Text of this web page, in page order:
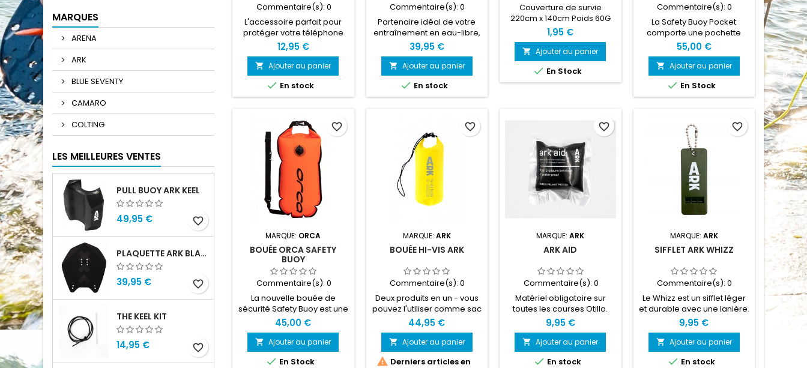
MARQUES
ARENA
ARK
BLUE SEVENTY
CAMARO
COLTING
LES MEILLEURES VENTES
PULL BUOY ARK KEEL
49,95 € favorite_border
PLAQUETTE ARK BLADE
39,95 € favorite_border
THE KEEL KIT
14,95 € favorite_border
Commentaire(s): 0
L'accessoire parfait pour
protéger votre téléphone
lors de vos aventures en
eau libre. Notre pochette
étanche pour téléphone
vous offre une couche de
protection supplémentaire
pour votre téléphone.
avec la tranquillité d'esprit
que vos objets de valeur
sont conservés en sécurité
et au sec. Simple à utiliser,
la pochette est idéale...
12,95 €
 Ajouter au panier
 En stock
Commentaire(s):0
Partenaire idéal de votre
entraînement en eau-libre,
notre bouée safety buoy
permet d'emporter vos
affaires personnelles dans
le compartiment étanche
prévu à cet effet. Clés de
voiture, téléphone et
couleur vive orange assure
une visibilité optimale et son
système d'attache avec
ceinture réglable et lien...
39,95 €
 Ajouter au panier
 En stock
Couverture de survie
220cm x 140cm Poids 60G
Format plié 8cm x 12cm
1,95 €
 Ajouter au panier
 En Stock
Commentaire(s):0
La Safety Buoy Pocket
comporte une pochette
facilement accessible pour
les accessoires que vous
souhaitez garder à portée
de main lorsque vous
nagez et profitez de l'eau
libre. Elle intègre également
le reste de vos affaires tout
en vous assurant qu’elles
restent au sec.
55,00 €
 Ajouter au panier
 En Stock
MARQUE: ORCA
BOUÉE ORCA SAFETY
BUOY
Commentaire(s): 0
La nouvelle bouée de
sécurité Safety Buoy est une
version réduite dérivée des
modèles Orca précédents.
Avec un volume de 9 litres,
elle vous aidera à rester
visible en nageant, en plus
45,00 €
 Ajouter au panier
 En Stock
favorite_border
MARQUE: ARK
BOUÉE HI-VIS ARK
Commentaire(s):0
Deux produits en un - vous
pouvez l'utiliser comme sac
étanche ou bouée de
sécurité haute visibilité. ARK
a réduit l'essence de ce
dont nous avons besoin
dans une bouée de
44,95 €
 Ajouter au panier
 Derniers articles en
favorite_border
MARQUE:ARK
ARK AID
Commentaire(s): 0
Matériel obligatoire sur
toutes les courses Otillo.
Bandage compressif
minimaliste pour tenir dans
votre poche.
9,95 €
 Ajouter au panier
 En stock
favorite_border
MARQUE: ARK
SIFFLET ARK WHIZZ
Commentaire(s):0
Le Whizz est un sifflet léger
et durable avec une lanière.
La conception et la matière
plastique renforcée
permettent un son fort et ne
cassent pas, comme on le
voit avec d'autres sifflets. Le
9,95 €
 Ajouter au panier
 En stock
favorite_border